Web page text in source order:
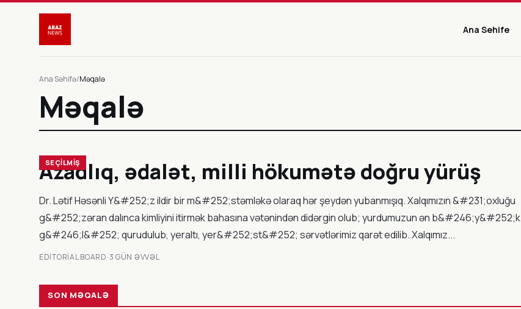
Ana Sehife
Ana Səhifə/Məqalə
Məqalə
SEÇİLMİŞ
Azadlıq, ədalət, milli hökumətə doğru yürüş
Dr. Lətif Həsənli Y&#252;z ildir bir m&#252;stəmləkə olaraq hər şeydən yubanmışıq. Xalqımızın &#231;oxluğu
g&#252;zəran dalınca kimliyini itirmək bahasına vətənindən didərgin olub; yurdumuzun ən b&#246;y&#252;k
g&#246;l&#252; qurudulub, yeraltı, yer&#252;st&#252; sərvətlərimiz qarət edilib. Xalqımız...
EDITORIAL BOARD·3 GÜN ƏVVƏL
SON MƏQALƏ